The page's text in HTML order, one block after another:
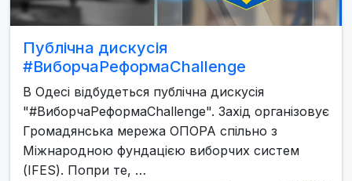
Публічна дискусія
#ВиборчаРеформаChallenge
В Одесі відбудеться публічна дискусія
"#ВиборчаРеформаChallenge". Захід організовує
Громадянська мережа ОПОРА спільно з
Міжнародною фундацією виборчих систем
(IFES). Попри те, …